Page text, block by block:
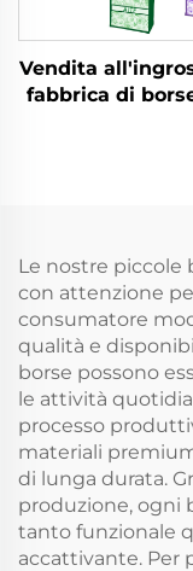
Vendita
fabbrica di
ideali come
Le nostre piccole
con attenzione
consumatore
qualità e
borse possono
le attività
processo
materiali
di lunga durata.
produzione, ogni
tanto funzionale
accattivante. Per